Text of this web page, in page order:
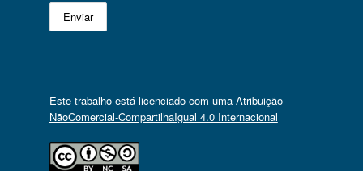
Este trabalho está licenciado com uma Atribuição-
NãoComercial-CompartilhaIgual 4.0 Internacional